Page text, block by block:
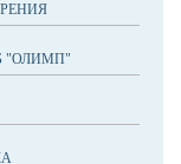
"ОЛИМП"